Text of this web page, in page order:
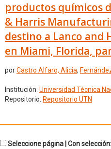
productos químicos
& Harris
destino a Lanco and
en Miami, Florida,
porCastro Alfaro, Alicia,
Institución: Universidad Técnica
Repositorio: Repositorio UTN
Seleccione página | Con selección: